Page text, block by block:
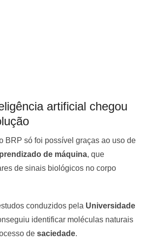
artificial chegou
BRP só foi possível graças ao uso de
de máquina, que
de sinais biológicos no corpo
conduzidos pela Universidade
identificar moléculas naturais
de saciedade.